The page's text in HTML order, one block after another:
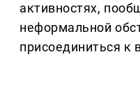
активностях,
неформальной
присоединиться к